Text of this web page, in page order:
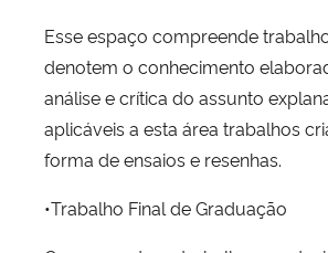
Esse espaço compreende
denotem o conhecimento
análise e crítica do assunto
aplicáveis a esta área trabalhos
forma de ensaios e resenhas.
•Trabalho Final de Graduação